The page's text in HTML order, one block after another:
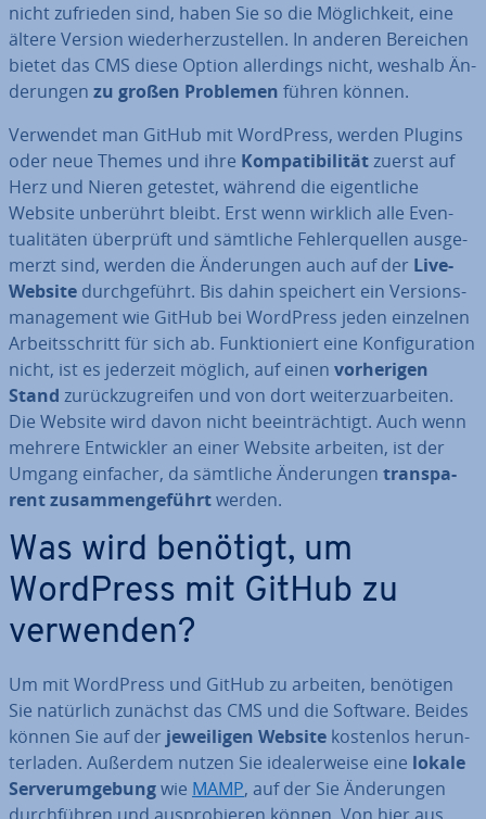
nicht zufrieden sind, haben Sie so die Mög­lich­keit, eine
ältere Version wie­der­her­zu­stel­len. In anderen Bereichen
bietet das CMS diese Option al­ler­dings nicht, weshalb Än­
de­run­gen zu großen Problemen führen können.
Verwendet man GitHub mit WordPress, werden Plugins
oder neue Themes und ihre Kom­pa­ti­bi­li­tätzuerst auf
Herz und Nieren getestet, während die ei­gent­li­che
Website unberührt bleibt. Erst wenn wirklich alle Even­
tua­li­tä­ten überprüft und sämtliche Feh­ler­quel­len aus­ge­
merzt sind, werden die Än­de­run­gen auch auf der Live-
Website durch­ge­führt. Bis dahin speichert ein Ver­si­ons­
ma­nage­ment wie GitHub bei WordPress jeden einzelnen
Ar­beits­schritt für sich ab. Funk­tio­niert eine Kon­fi­gu­ra­ti­on
nicht, ist es jederzeit möglich, auf einen vor­he­ri­gen
Stand zu­rück­zu­grei­fen und von dort wei­ter­zu­ar­bei­ten.
Die Website wird davon nicht be­ein­träch­tigt. Auch wenn
mehrere Ent­wick­ler an einer Website arbeiten, ist der
Umgang einfacher, da sämtliche Än­de­run­gen trans­pa­
rent zu­sam­men­ge­führtwerden.
Was wird benötigt, um
WordPress mit GitHub zu
verwenden?
Um mit WordPress und GitHub zu arbeiten, benötigen
Sie natürlich zunächst das CMS und die Software. Beides
können Sie auf der je­wei­li­gen Website kostenlos her­un­
ter­la­den. Außerdem nutzen Sie idea­ler­wei­se eine lokale
Ser­ver­um­ge­bungwie MAMP, auf der Sie Än­de­run­gen